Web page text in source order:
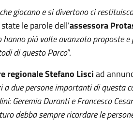
giocano e si divertono ci
le parole dell’assessora
hanno più volte avanzato proposte
di questo Parco”.
regionale Stefano Lisciad
due persone importanti di questa
Geremia Duranti e Francesco
debba sempre ricordare le